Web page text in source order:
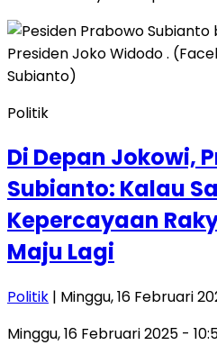
Politik
Di Depan Jokowi,
Subianto: Kalau
Kepercayaan
Maju Lagi
Politik | Minggu, 16 Februari
Minggu, 16 Februari 2025 -